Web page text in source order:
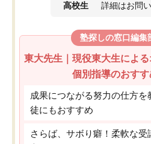
高校生 詳細はお問
塾探しの窓口編集
東大先生｜現役東大生によ
個別指導のおすす
成果につながる努力の仕方
徒にもおすすめ
さらば、サボり癖！柔軟な